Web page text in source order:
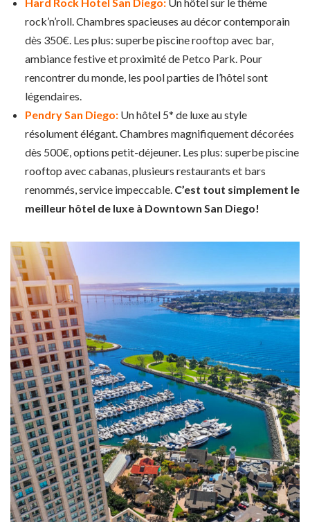
rock’n’roll. Chambres spacieuses au décor contemporain
dès 350€. Les plus: superbe piscine rooftop avec bar,
ambiance festive et proximité de Petco Park. Pour
rencontrer du monde, les pool parties de l’hôtel sont
légendaires.
Pendry San Diego: Un hôtel 5* de luxe au style
résolument élégant. Chambres magnifiquement décorées
dès 500€, options petit-déjeuner. Les plus: superbe piscine
rooftop avec cabanas, plusieurs restaurants et bars
renommés, service impeccable. C’est tout simplement le
meilleur hôtel de luxe à Downtown San Diego!